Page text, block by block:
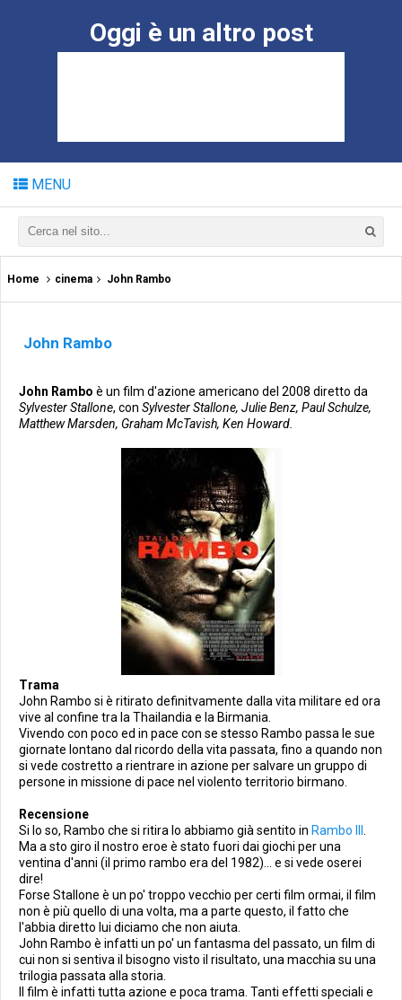
Oggi è un altro post
MENU
Home cinema John Rambo
John Rambo
John Rambo è un film d'azione americano del 2008 diretto da
Sylvester Stallone, con Sylvester Stallone, Julie Benz, Paul Schulze,
Matthew Marsden, Graham McTavish, Ken Howard.
Trama
John Rambo si è ritirato definitvamente dalla vita militare ed ora
vive al confine tra la Thailandia e la Birmania.
Vivendo con poco ed in pace con se stesso Rambo passa le sue
giornate lontano dal ricordo della vita passata, fino a quando non
si vede costretto a rientrare in azione per salvare un gruppo di
persone in missione di pace nel violento territorio birmano.
Recensione
Si lo so, Rambo che si ritira lo abbiamo già sentito in Rambo III
Ma a sto giro il nostro eroe è stato fuori dai giochi per una
ventina d'anni (il primo rambo era del 1982)... e si vede oserei
dire!
Forse Stallone è un po' troppo vecchio per certi film ormai, il film
non è più quello di una volta, ma a parte questo, il fatto che
l'abbia diretto lui diciamo che non aiuta.
John Rambo è infatti un po' un fantasma del passato, un film di
cui non si sentiva il bisogno visto il risultato, una macchia su una
trilogia passata alla storia.
Il film è infatti tutta azione e poca trama. Tanti effetti speciali e